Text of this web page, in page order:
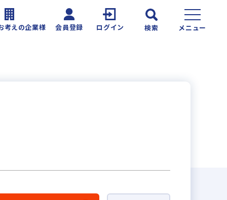
考えの企業様 会員登録 ログイン 検索 メニュー